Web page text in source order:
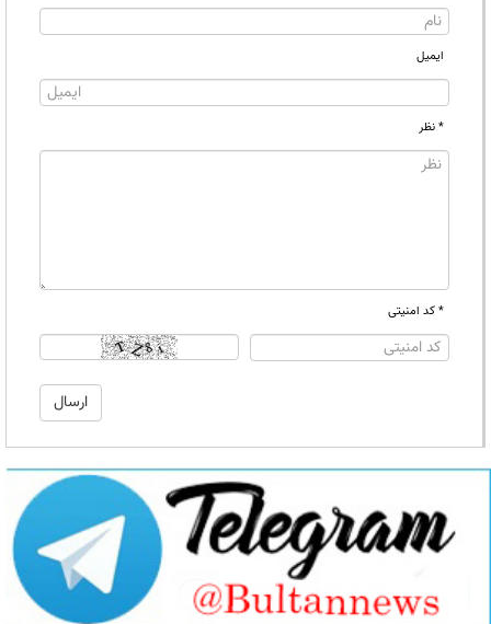
ایمیل
* نظر
* کد امنیتی